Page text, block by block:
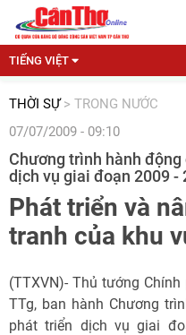
TIẾNG VIỆT
THỜI SỰ > TRONG NƯỚC
07/07/2009 - 09:10
Chương trình hành
dịch vụ giai đoạn 2009 -
Phát triển và
tranh của khu
(TTXVN)- Thủ tướng
TTg, ban hành Chương
phát triển dịch vụ giai